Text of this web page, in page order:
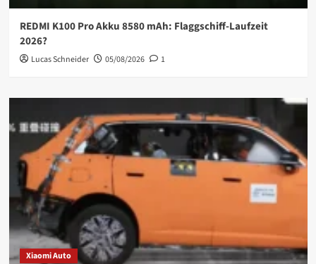
REDMI K100 Pro Akku 8580 mAh: Flaggschiff-Laufzeit
2026?
Lucas Schneider 05/08/2026 1
Xiaomi Auto